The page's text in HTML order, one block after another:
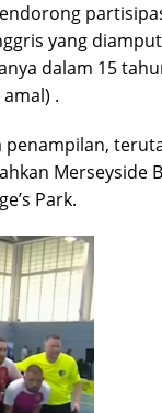
yang
dalam 15
.
Merseyside
Park.